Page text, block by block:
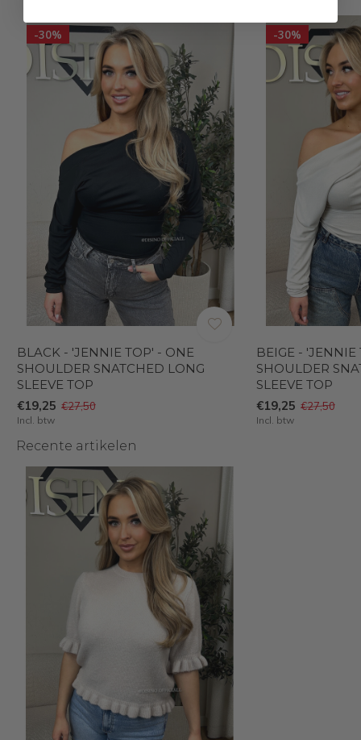
-30%
BLACK - 'JENNIE TOP' - ONE
SHOULDER SNATCHED LONG
SLEEVE TOP
€19,25 €27,50
Incl. btw
-30%
BEIGE -
SHOULDER
SLEEVE TOP
€19,25 €27,50
Incl. btw
Recente artikelen